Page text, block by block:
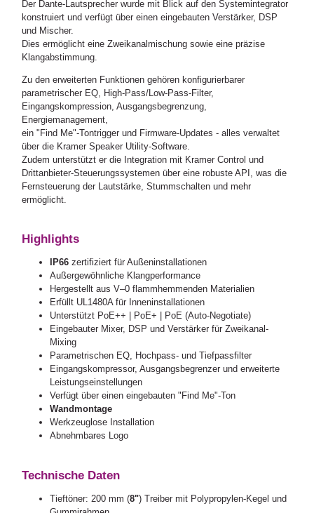
Der Dante-Lautsprecher wurde mit Blick auf den Systemintegrator
konstruiert und verfügt über einen eingebauten Verstärker, DSP
und Mischer.
Dies ermöglicht eine Zweikanalmischung sowie eine präzise
Klangabstimmung.
Zu den erweiterten Funktionen gehören konfigurierbarer
parametrischer EQ, High-Pass/Low-Pass-Filter,
Eingangskompression, Ausgangsbegrenzung,
Energiemanagement,
ein "Find Me"-Tontrigger und Firmware-Updates - alles verwaltet
über die Kramer Speaker Utility-Software.
Zudem unterstützt er die Integration mit Kramer Control und
Drittanbieter-Steuerungssystemen über eine robuste API, was die
Fernsteuerung der Lautstärke, Stummschalten und mehr
ermöglicht.
Highlights
IP66 zertifiziert für Außeninstallationen
Außergewöhnliche Klangperformance
Hergestellt aus V–0 flammhemmenden Materialien
Erfüllt UL1480A für Inneninstallationen
Unterstützt PoE++ | PoE+ | PoE (Auto-Negotiate)
Eingebauter Mixer, DSP und Verstärker für Zweikanal-
Mixing
Parametrischen EQ, Hochpass- und Tiefpassfilter
Eingangskompressor, Ausgangsbegrenzer und erweiterte
Leistungseinstellungen
Verfügt über einen eingebauten "Find Me"-Ton
Wandmontage
Werkzeuglose Installation
Abnehmbares Logo
Technische Daten
Tieftöner: 200 mm (8") Treiber mit Polypropylen-Kegel und